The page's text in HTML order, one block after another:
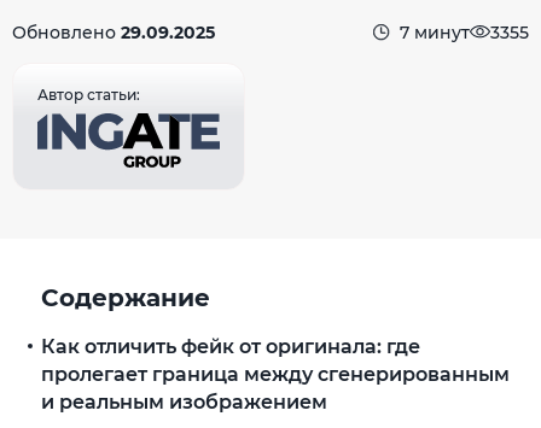
Обновлено 29.09.2025 7 минут 3355
Автор статьи:
Содержание
Как отличить фейк от оригинала: где
пролегает граница между сгенерированным
и реальным изображением